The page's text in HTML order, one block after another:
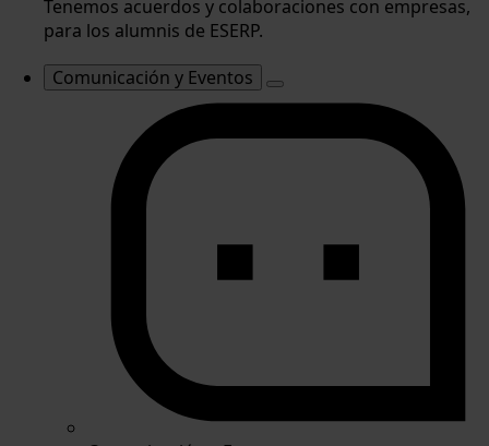
Tenemos acuerdos y colaboraciones con empresas,
para los alumnis de ESERP.
Comunicación y Eventos